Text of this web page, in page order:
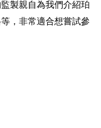
製親自為我們介紹珀
，非常適合想嘗試參